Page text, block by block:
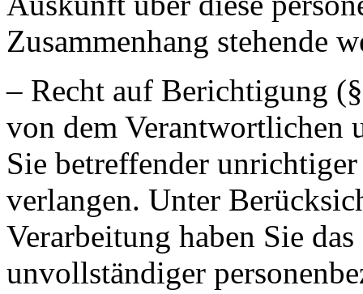
Zusammenhang stehende
– Recht auf Berichtigung
von dem Verantwortlichen
Sie betreffender
verlangen. Unter
Verarbeitung haben Sie
unvollständiger